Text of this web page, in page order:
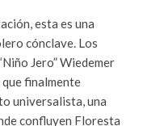
esta es una
cónclave. Los
Jero” Wiedemer
finalmente
universalista, una
confluyen Floresta